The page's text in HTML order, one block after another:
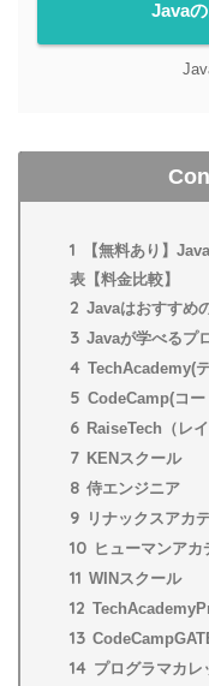
Java
1
【無料あり】
表【料金比較】
2 Javaはおすすめ
3 Javaが学べるプ
4 TechAcademy(
5 CodeCamp(コー
6 RaiseTech（レイ
7 KENスクール
8 侍エンジニア
9 リナックスアカ
10 ヒューマンアカ
11 WINスクール
12
13
14 プログラマカレ